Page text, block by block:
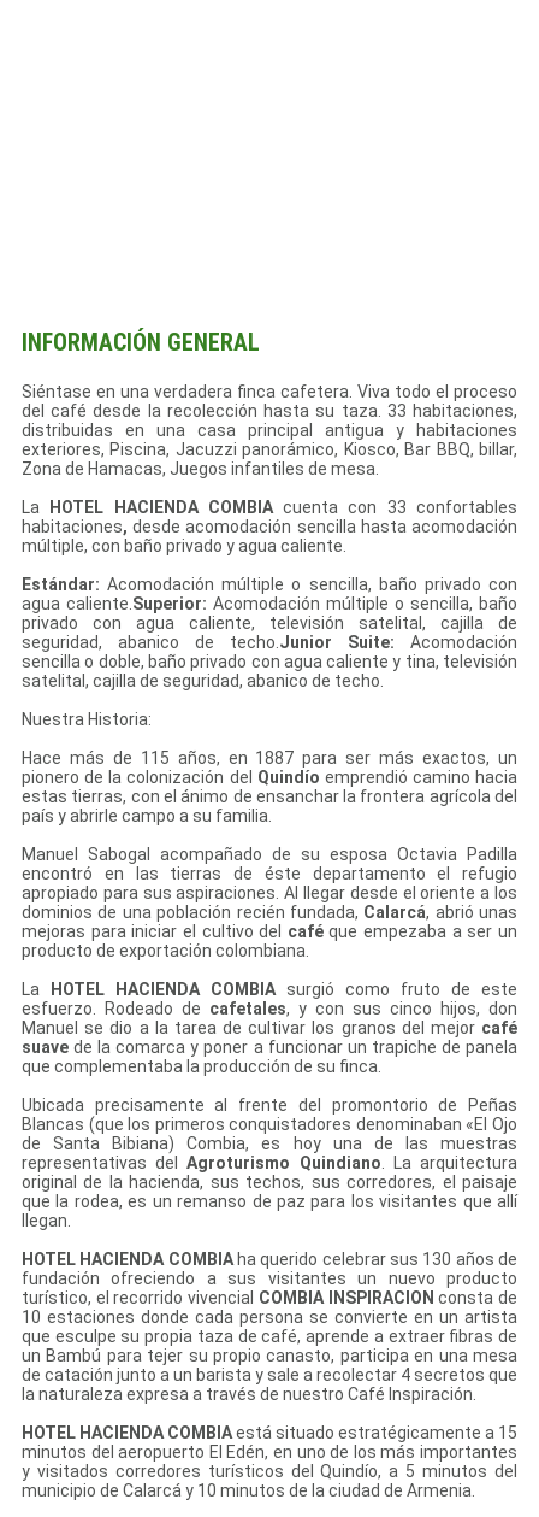
INFORMACIÓN GENERAL
Siéntase en una verdadera finca cafetera. Viva todo el proceso
del café desde la recolección hasta su taza. 33 habitaciones,
distribuidas en una casa principal antigua y habitaciones
exteriores, Piscina, Jacuzzi panorámico, Kiosco, Bar BBQ, billar,
Zona de Hamacas, Juegos infantiles de mesa.
La
HOTEL HACIENDA COMBIAcuenta con 33 confortables
habitaciones, desde acomodación sencilla hasta acomodación
múltiple, con baño privado y agua caliente.
Estándar: Acomodación múltiple o sencilla, baño privado con
agua caliente. Superior: Acomodación múltiple o sencilla, baño
privado con agua caliente, televisión satelital, cajilla de
seguridad, abanico de techo. Junior Suite: Acomodación
sencilla o doble, baño privado con agua caliente y tina, televisión
satelital, cajilla de seguridad, abanico de techo.
Nuestra Historia:
Hace más de 115 años, en 1887 para ser más exactos, un
pionero de la colonización del Quindío emprendió camino hacia
estas tierras, con el ánimo de ensanchar la frontera agrícola del
país y abrirle campo a su familia.
Manuel Sabogal acompañado de su esposa Octavia Padilla
encontró en las tierras de éste departamento el refugio
apropiado para sus aspiraciones. Al llegar desde el oriente a los
dominios de una población recién fundada, Calarcá, abrió unas
mejoras para iniciar el cultivo del caféque empezaba a ser un
producto de exportación colombiana.
La
HOTEL HACIENDA COMBIA surgió como fruto de este
esfuerzo. Rodeado de cafetales, y con sus cinco hijos, don
Manuel se dio a la tarea de cultivar los granos del mejor café
suave de la comarca y poner a funcionar un trapiche de panela
que complementaba la producción de su finca.
Ubicada precisamente al frente del promontorio de Peñas
Blancas (que los primeros conquistadores denominaban «El Ojo
de Santa Bibiana) Combia, es hoy una de las muestras
representativas delAgroturismo Quindiano . La arquitectura
original de la hacienda, sus techos, sus corredores, el paisaje
que la rodea, es un remanso de paz para los visitantes que allí
llegan.
HOTEL HACIENDA COMBIAha querido celebrar sus 130 años de
fundación ofreciendo a sus visitantes un nuevo producto
turístico, el recorrido vivencial COMBIA INSPIRACION consta de
10 estaciones donde cada persona se convierte en un artista
que esculpe su propia taza de café, aprende a extraer fibras de
un Bambú para tejer su propio canasto, participa en una mesa
de catación junto a un barista y sale a recolectar 4 secretos que
la naturaleza expresa a través de nuestro Café Inspiración.
HOTEL HACIENDA COMBIAestá situado estratégicamente a 15
minutos del aeropuerto El Edén, en uno de los más importantes
y visitados corredores turísticos del Quindío, a 5 minutos del
municipio de Calarcá y 10 minutos de la ciudad de Armenia.